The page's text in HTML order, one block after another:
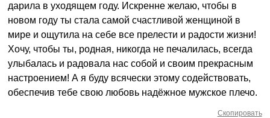
дарила в уходящем году. Искренне желаю, чтобы в
новом году ты стала самой счастливой женщиной в
мире и ощутила на себе все прелести и радости жизни!
Хочу, чтобы ты, родная, никогда не печалилась, всегда
улыбалась и радовала нас собой и своим прекрасным
настроением! А я буду всячески этому содействовать,
обеспечив тебе свою любовь надёжное мужское плечо.
Скопировать